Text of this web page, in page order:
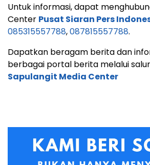
Untuk informasi, dapat
Center Pusat Siaran Pers
085315557788,087815557788.
Dapatkan beragam berita dan
berbagai portal berita melalui
Sapulangit Media Center